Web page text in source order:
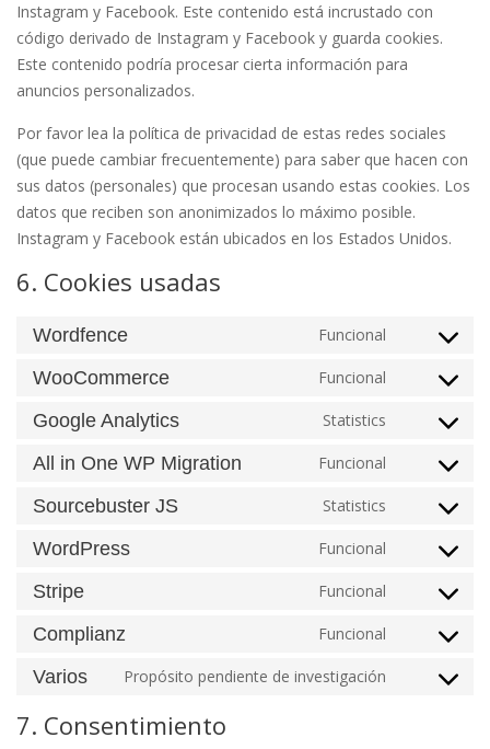
Instagram y Facebook. Este contenido está incrustado con
código derivado de Instagram y Facebook y guarda cookies.
Este contenido podría procesar cierta información para
anuncios personalizados.
Por favor lea la política de privacidad de estas redes sociales
(que puede cambiar frecuentemente) para saber que hacen con
sus datos (personales) que procesan usando estas cookies. Los
datos que reciben son anonimizados lo máximo posible.
Instagram y Facebook están ubicados en los Estados Unidos.
6. Cookies usadas
Wordfence Funcional
Consent
wordfence
WooCommerce Funcional
Consent
Google Analytics Statistics
Consent
google-
All in One WP Migration Funcional
Consent
Sourcebuster JS Statistics
Consent
WordPress Funcional
Consent
wordpress
Stripe Funcional
Consent
stripe
Complianz Funcional
Consent
Varios Propósito pendiente de investigación
Consent
7. Consentimiento